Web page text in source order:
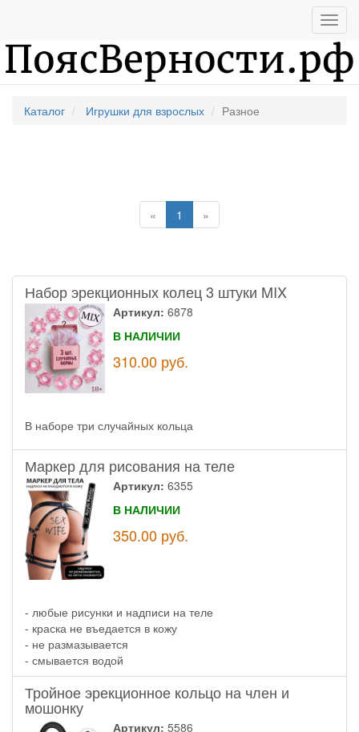
Каталог Игрушки для взрослых Разное
« 1 »
Набор эрекционных колец 3 штуки MIX
Артикул: 6878
В НАЛИЧИИ
310.00 руб.
В наборе три случайных кольца
Маркер для рисования на теле
Артикул: 6355
В НАЛИЧИИ
350.00 руб.
- любые рисунки и надписи на теле
- краска не въедается в кожу
- не размазывается
- смывается водой
Тройное эрекционное кольцо на член и
мошонку
Артикул: 5586